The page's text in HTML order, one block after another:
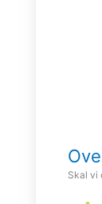
Skal vi